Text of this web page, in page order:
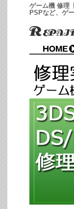
ゲーム機 修理
PSPなど、ゲ